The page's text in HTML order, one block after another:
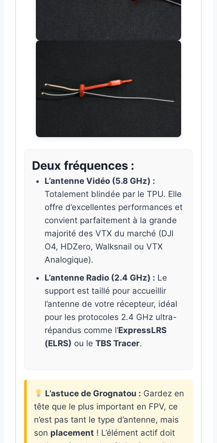
Deux fréquences :
L’antenne Vidéo (5.8 GHz) :
Totalement blindée par le TPU. Elle
offre d’excellentes performances et
convient parfaitement à la grande
majorité des VTX du marché (DJI
O4, HDZero, Walksnail ou VTX
Analogique).
L’antenne Radio (2.4 GHz) : Le
support est taillé pour accueillir
l’antenne de votre récepteur, idéal
pour les protocoles 2.4 GHz ultra-
répandus comme l’ExpressLRS
(ELRS) ou le TBS Tracer.
L’astuce de Grognatou : Gardez en
tête que le plus important en FPV, ce
n’est pas tant le type d’antenne, mais
son placement ! L’élément actif doit